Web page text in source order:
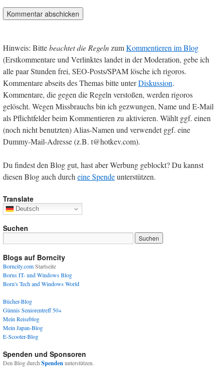
Hinweis: Bittebeachtet die RegelnzumKommentieren im Blog
(Erstkommentare und Verlinktes landet in der Moderation, gebe ich
alle paar Stunden frei, SEO-Posts/SPAM lösche ich rigoros.
Kommentare abseits des Themas bitte unterDiskussion.
Kommentare, die gegen die Regeln verstoßen, werden rigoros
gelöscht. Wegen Missbrauchs bin ich gezwungen, Name und E-Mail
als Pflichtfelder beim Kommentieren zu aktivieren. Wählt ggf. einen
(noch nicht benutzten) Alias-Namen und verwendet ggf. eine
Dummy-Mail-Adresse (z.B. t@hotkev.com).
Du findest den Blog gut, hast aber Werbung geblockt? Du kannst
diesen Blog auch durcheine Spendeunterstützen.
Translate
Deutsch
Suchen
Blogs auf Borncity
Borncity.comStartseite
Borns IT- und Windows Blog
Born's Tech and Windows World
Bücher-Blog
Günnis Seniorentreff 50+
Mein Reiseblog
Mein Japan-Blog
E-Scooter-Blog
Spenden und Sponsoren
Den Blog durchSpendenunterstützen.